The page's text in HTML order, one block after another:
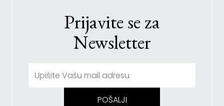
Prijavite se za
Newsletter
POŠALJI